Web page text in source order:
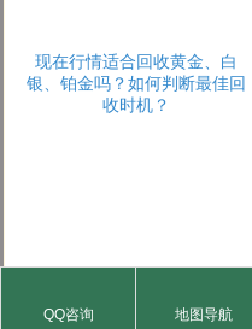
现在行情适合回收黄金、白
银、铂金吗？如何判断最佳回
收时机？
吗？如何避免隐性收费？
QQ咨询 地图导航